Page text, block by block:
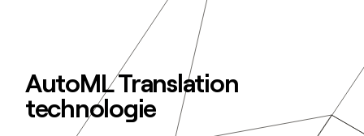
AutoML Translation
technologie